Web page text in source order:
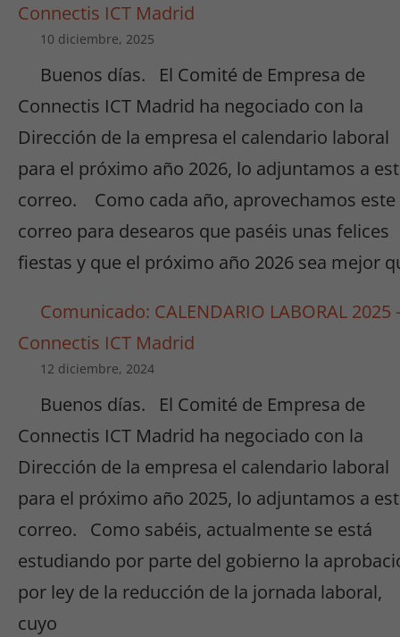
Connectis ICT Madrid
10 diciembre, 2025
Buenos días. El Comité de Empresa de
Connectis ICT Madrid ha negociado con la
Dirección de la empresa el calendario laboral
para el próximo año 2026, lo adjuntamos a
correo. Como cada año, aprovechamos este
correo para desearos que paséis unas felices
fiestas y que el próximo año 2026 sea mejor
Comunicado: CALENDARIO LABORAL 2025
Connectis ICT Madrid
12 diciembre, 2024
Buenos días. El Comité de Empresa de
Connectis ICT Madrid ha negociado con la
Dirección de la empresa el calendario laboral
para el próximo año 2025, lo adjuntamos a
correo. Como sabéis, actualmente se está
estudiando por parte del gobierno la
por ley de la reducción de la jornada laboral,
cuyo